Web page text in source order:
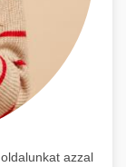
oldalunkat azzal